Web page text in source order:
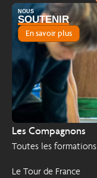
Les Compagnons
Toutes les formations
Le Tour de France
NOUS
SOUTENIR
En savoir plus